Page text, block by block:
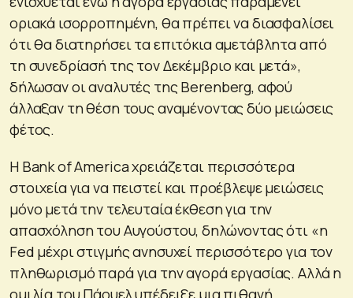
οριακά ισορροπημένη, θα πρέπει να διασφαλίσει
ότι θα διατηρήσει τα επιτόκια αμετάβλητα από
τη συνεδρίασή της τον Δεκέμβριο και μετά»,
δήλωσαν οι αναλυτές της Berenberg, αφού
άλλαξαν τη θέση τους αναμένοντας δύο μειώσεις
φέτος.
Η Bank of America χρειάζεται περισσότερα
στοιχεία για να πειστεί και προέβλεψε μειώσεις
μόνο μετά την τελευταία έκθεση για την
απασχόληση του Αυγούστου, δηλώνοντας ότι «η
Fed μέχρι στιγμής ανησυχεί περισσότερο για τον
πληθωρισμό παρά για την αγορά εργασίας. Αλλά η
ομιλία του Πάουελ υπέδειξε μια πιθανή